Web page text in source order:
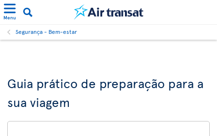
Menu
Segurança - Bem-estar
Guia prático de preparação para a
sua viagem